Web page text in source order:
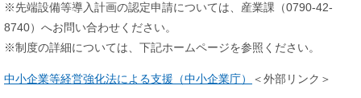
※先端設備等導入計画の認定申請については、産業課（0790-42-
8740）へお問い合わせください。
※制度の詳細については、下記ホームページを参照ください。
中小企業等経営強化法による支援（中小企業庁） ＜外部リンク＞